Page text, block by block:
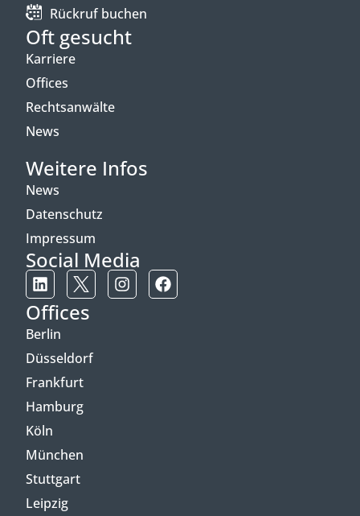
Rückruf buchen
Oft gesucht
Karriere
Offices
Rechtsanwälte
News
Weitere Infos
News
Datenschutz
Impressum
Social Media
Offices
Berlin
Düsseldorf
Frankfurt
Hamburg
Köln
München
Stuttgart
Leipzig